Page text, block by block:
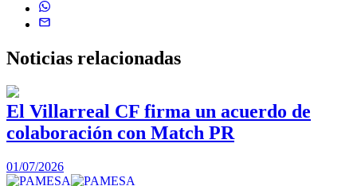
Noticias relacionadas
El Villarreal CF firma un acuerdo de
colaboración con Match PR
01/07/2026